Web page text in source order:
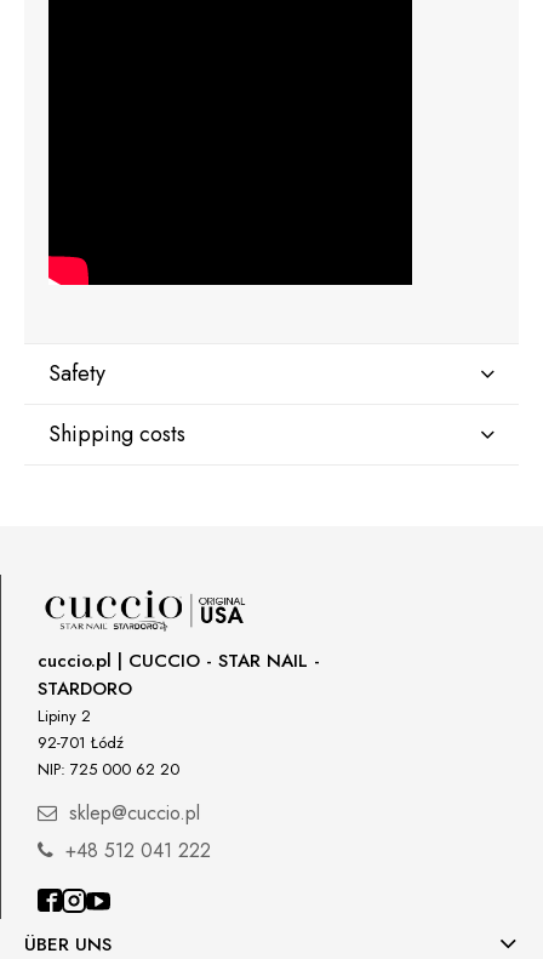
Safety
Manufacturer
800 762 6245
Responsible person in the EU
Petar Bangeev
Chakalitsa 2A
2700 Blagoevgrad, Bułgaria
qeri_bangeeva@yahoo.com
Importer
P.H. NEXT Maciej Wojnarowski
Słoneczna 10
91-491 Łódź, Polska
Shipping costs
ÜBER UNS
cuccio.pl | CUCCIO - STAR NAIL -
STARDORO
Lipiny 2
92-701 Łódź
NIP: 725 000 62 20
sklep@cuccio.pl
+48 512 041 222